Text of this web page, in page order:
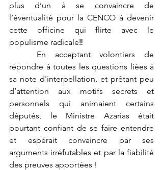
plus d’un à se convaincre de
l’éventualité pour la CENCO à devenir
cette officine qui flirte avec le
populisme radicale‼
répondre à toutes les questions liées à
sa note d'interpellation, et prêtant peu
d’attention aux motifs secrets et
personnels qui animaient certains
députés, le Ministre Azarias était
pourtant confiant de se faire entendre
et espérait convaincre par ses
arguments irréfutables et par la fiabilité
des preuves apportées !